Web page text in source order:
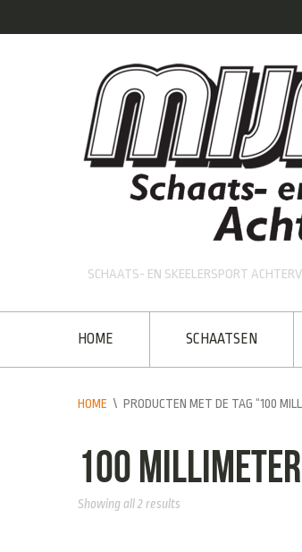
SCHAATS- EN SKEELERSPORT
HOME SCHAATSEN
HOME \ PRODUCTEN MET DE TAG “100
100 millimeter
Showing all 2 results